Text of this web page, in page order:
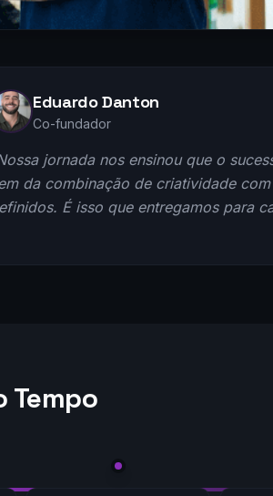
Eduardo Danton
Co-fundador
jornada nos ensinou que o
da combinação de criatividade
É isso que entregamos para
Tempo